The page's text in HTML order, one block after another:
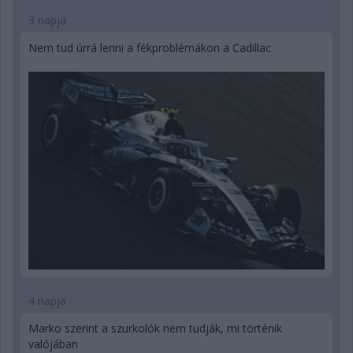
3 napja
Nem tud úrrá lenni a fékproblémákon a Cadillac
4 napja
Marko szerint a szurkolók nem tudják, mi történik
valójában